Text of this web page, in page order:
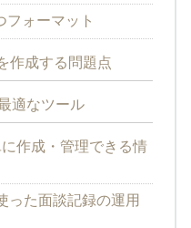
フォーマット
作成する問題点
適なツール
作成・管理できる情
った面談記録の運用